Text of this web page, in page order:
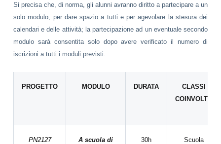
Si precisa che, di norma, gli alunni avranno diritto a partecipare a un
solo modulo, per dare spazio a tutti e per agevolare la stesura dei
calendari e delle attività; la partecipazione ad un eventuale secondo
modulo sarà consentita solo dopo avere verificato il numero di
iscrizioni a tutti i moduli previsti.
PROGETTO MODULO DURATA
CLASSI
COINVOLTE
PN2127
A scuola di
30h
Scuola